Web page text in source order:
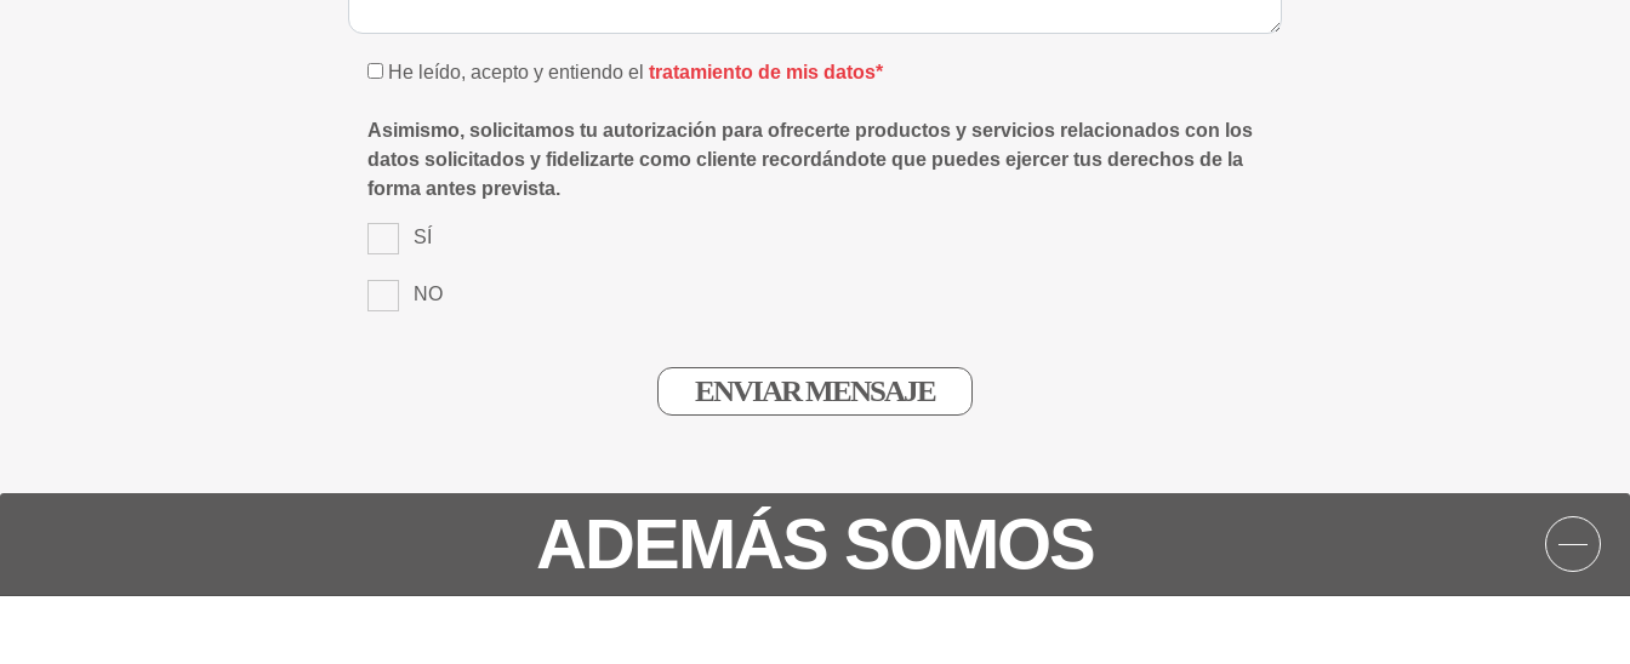
He leído, acepto y entiendo el tratamiento de mis datos*
Asimismo, solicitamos tu autorización para ofrecerte productos y servicios relacionados con los
datos solicitados y fidelizarte como cliente recordándote que puedes ejercer tus derechos de la
forma antes prevista.
SÍ
NO
ADEMÁS SOMOS